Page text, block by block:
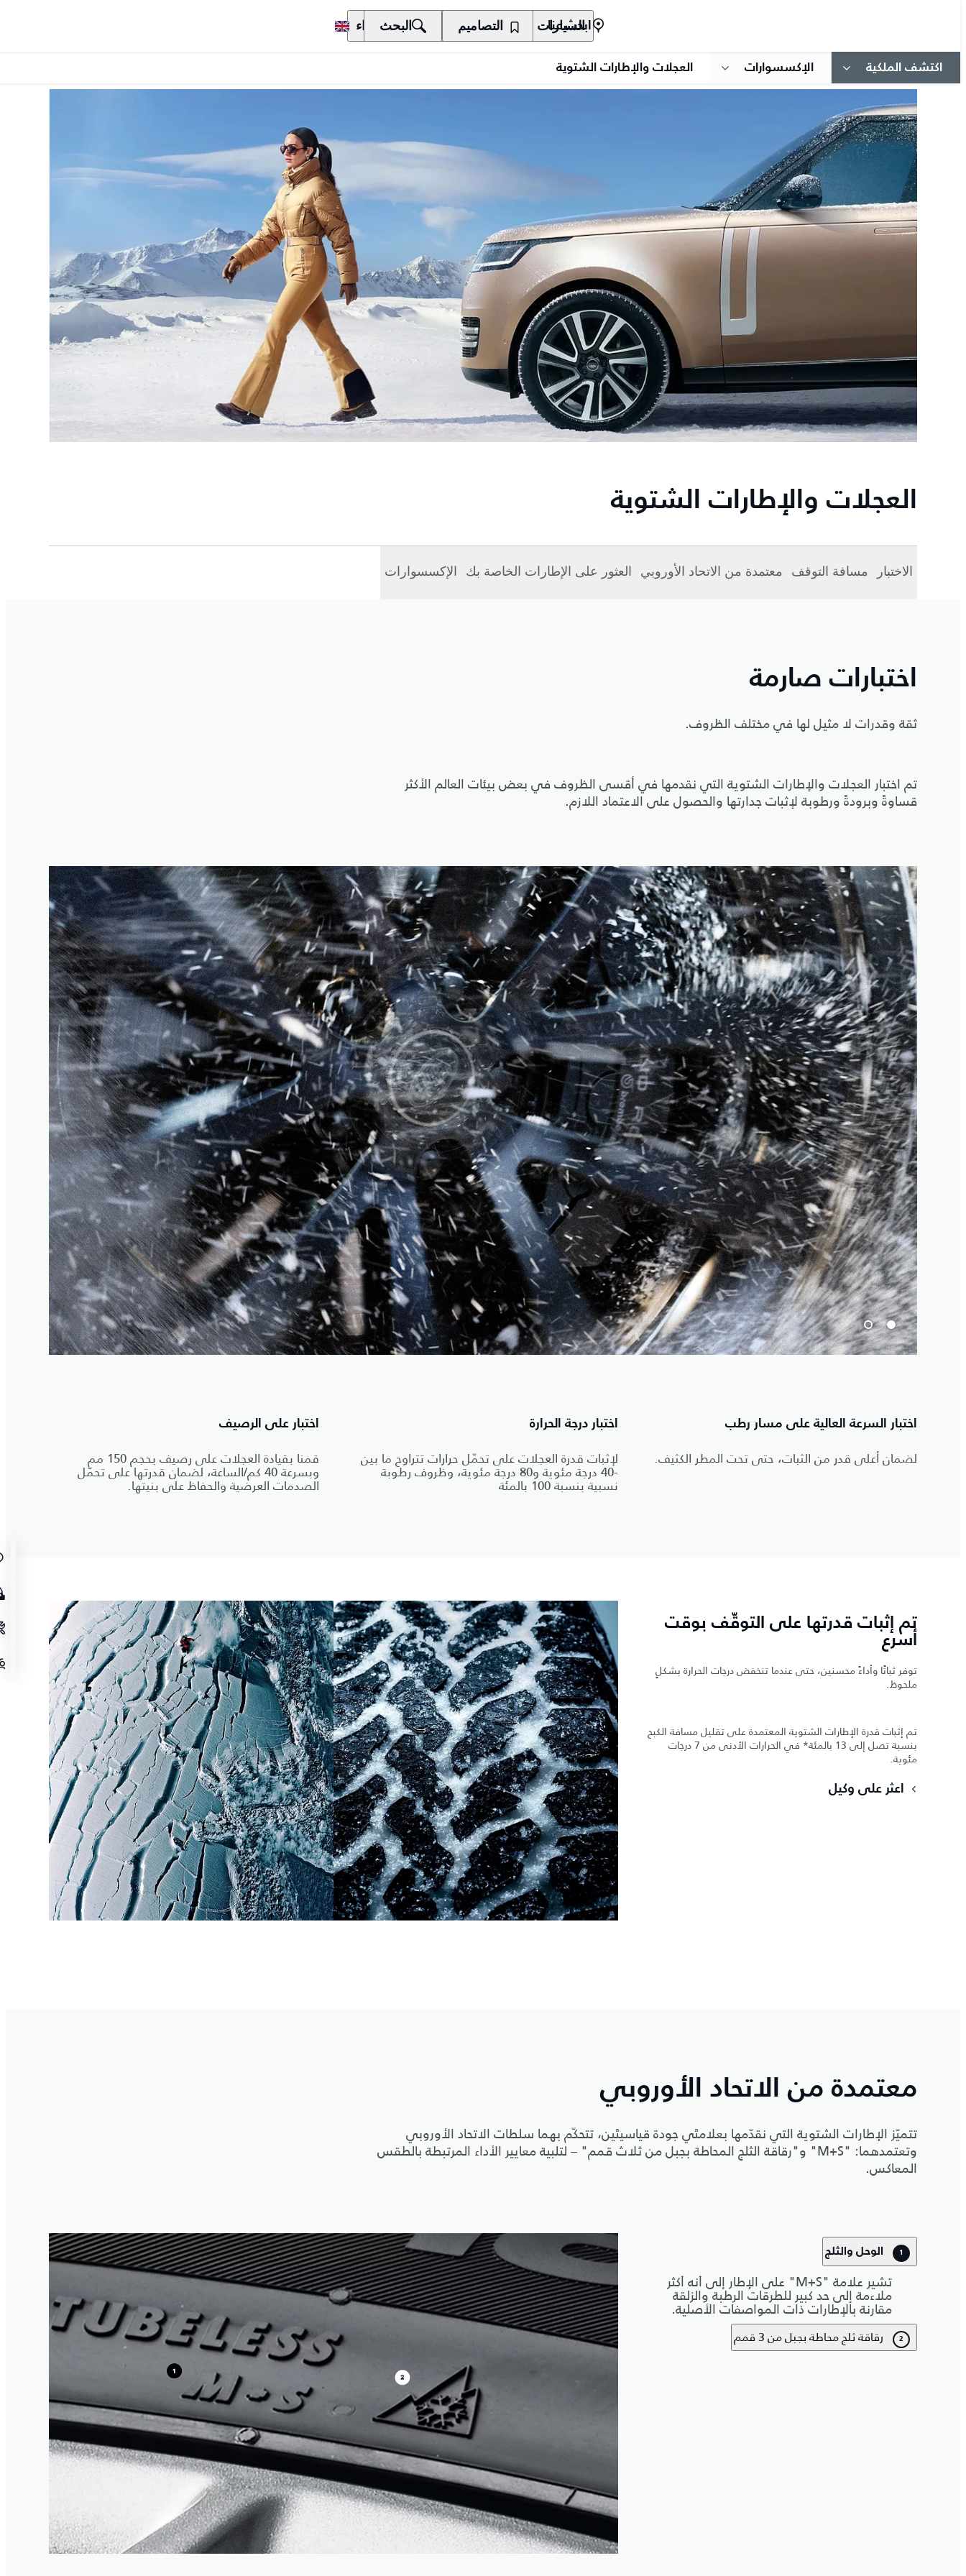
السيارات المالكون الاكتشاف الشراء ابحث عنا التصاميم البحث
اكتشف الملكية الإكسسوارات العجلات والإطارات الشتوية
العجلات والإطارات الشتوية
الاختبار مسافة التوقف معتمدة من الاتحاد الأوروبي العثور على الإطارات الخاصة بك الإكسسوارات
اختبارات صارمة
ثقة وقدرات لا مثيل لها في مختلف الظروف.
تم اختبار العجلات والإطارات الشتوية التي نقدمها في أقسى الظروف في بعض بيئات العالم الأكثر
قساوةً وبرودةً ورطوبة لإثبات جدارتها والحصول على الاعتماد اللازم.
اختبار السرعة العالية على مسار رطب
لضمان أعلى قدر من الثبات، حتى تحت المطر الكثيف.
اختبار درجة الحرارة
لإثبات قدرة العجلات على تحمّل حرارات تتراوح ما بين
-40 درجة مئوية و80 درجة مئوية، وظروف رطوبة
نسبية بنسبة 100 بالمئة
اختبار على الرصيف
قمنا بقيادة العجلات على رصيف بحجم 150 مم
وبسرعة 40 كم/الساعة، لضمان قدرتها على تحمّل
الصدمات العرضية والحفاظ على بنيتها.
تم إثبات قدرتها على التوقّف بوقت
أسرع
توفر ثباتًا وأداءً محسنين، حتى عندما تنخفض درجات الحرارة بشكلٍ
ملحوظ.
تم إثبات قدرة الإطارات الشتوية المعتمدة على تقليل مسافة الكبح
بنسبة تصل إلى 13 بالمئة* في الحرارات الأدنى من 7 درجات
مئوية.
اعثر على وكيل
معتمدة من الاتحاد الأوروبي
تتميّز الإطارات الشتوية التي نقدّمها بعلامتَي جودة قياسيتَين، تتحكّم بهما سلطات الاتحاد الأوروبي
وتعتمدهما: "M+S" و"رقاقة الثلج المحاطة بجبل من ثلاث قمم" – لتلبية معايير الأداء المرتبطة بالطقس
المعاكس.
1 الوحل والثلج
تشير علامة "M+S" على الإطار إلى أنه أكثر
ملاءمة إلى حد كبير للطرقات الرطبة والزلقة
مقارنة بالإطارات ذات المواصفات الأصلية.
2 رقاقة ثلج محاطة بجبل من 3 قمم